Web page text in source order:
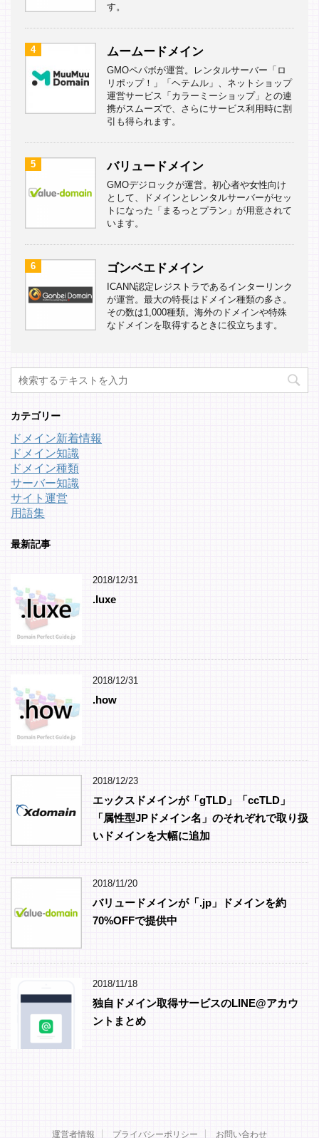
す。
4 ムームードメイン
GMOペパボが運営。レンタルサーバー「ロ
リポップ！」「ヘテムル」、ネットショップ
運営サービス「カラーミーショップ」との連
携がスムーズで、さらにサービス利用時に割
引も得られます。
5 バリュードメイン
GMOデジロックが運営。初心者や女性向け
として、ドメインとレンタルサーバーがセッ
トになった「まるっとプラン」が用意されて
います。
6 ゴンベエドメイン
ICANN認定レジストラであるインターリンク
が運営。最大の特長はドメイン種類の多さ。
その数は1,000種類。海外のドメインや特殊
なドメインを取得するときに役立ちます。
カテゴリー
ドメイン新着情報
ドメイン知識
ドメイン種類
サーバー知識
サイト運営
用語集
最新記事
2018/12/31
.luxe
2018/12/31
.how
2018/12/23
エックスドメインが「gTLD」「ccTLD」
「属性型JPドメイン名」のそれぞれで取り扱
いドメインを大幅に追加
2018/11/20
バリュードメインが「.jp」ドメインを約
70%OFFで提供中
2018/11/18
独自ドメイン取得サービスのLINE@アカウ
ントまとめ
運営者情報 プライバシーポリシー お問い合わせ